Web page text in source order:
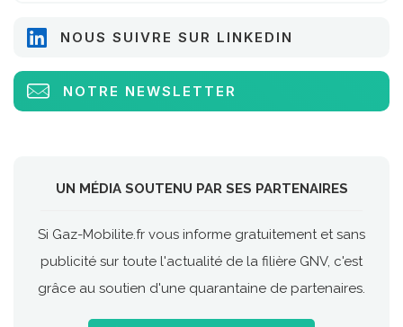
NOUS SUIVRE SUR LINKEDIN
NOTRE NEWSLETTER
UN MÉDIA SOUTENU PAR SES PARTENAIRES
Si Gaz-Mobilite.fr vous informe gratuitement et sans
publicité sur toute l'actualité de la filière GNV, c'est
grâce au soutien d'une quarantaine de partenaires.